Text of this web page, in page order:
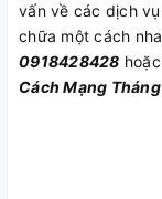
vấn về các dịch
chữa một cách
0918428428
Cách Mạng